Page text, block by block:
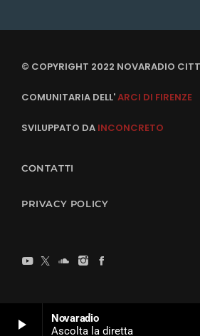
play_arrow
Novaradio
Ascolta la diretta
© COPYRIGHT 2022 NOVARADIO
COMUNITARIA DELL'ARCI DI FIRENZE
SVILUPPATO DA INCONCRETO
CONTATTI
PRIVACY POLICY